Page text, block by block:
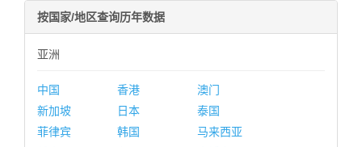
按国家/地区查询历年数据
亚洲
中国 香港
澳门
新加坡
日本
泰国
菲律宾
韩国
马来西亚